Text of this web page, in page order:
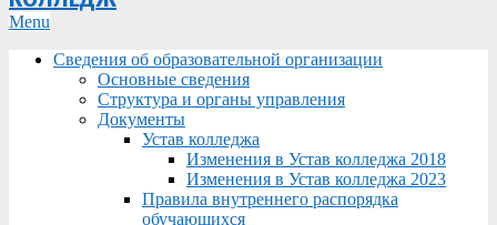
Primary
Menu
Menu
Сведения об образовательной организации
Основные сведения
Структура и органы управления
Документы
Устав колледжа
Изменения в Устав колледжа 2018
Изменения в Устав колледжа 2023
Правила внутреннего распорядка
обучающихся